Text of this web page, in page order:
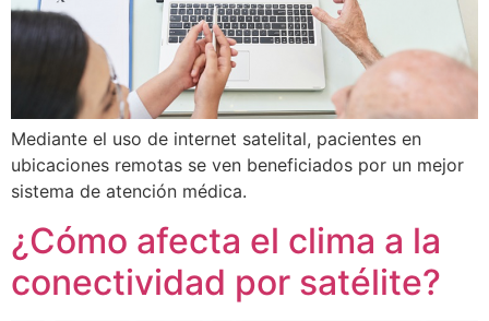
Mediante el uso de internet satelital, pacientes en
ubicaciones remotas se ven beneficiados por un mejor
sistema de atención médica.
¿Cómo afecta el clima a la
conectividad por satélite?